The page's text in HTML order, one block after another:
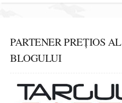
PARTENER PREȚIOS AL
BLOGULUI